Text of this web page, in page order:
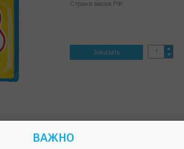
Страна ввоза РФ.
Заказать
ВАЖНО